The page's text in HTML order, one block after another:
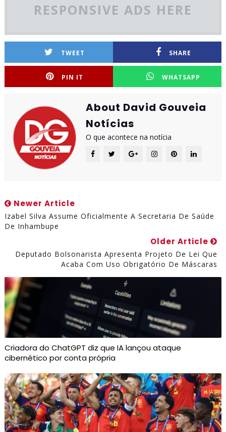
RESPONSIVE ADS HERE
TWEET SHARE
PIN IT WHATSAPP
About David Gouveia
Notícias
O que acontece na notícia
Newer Article
Izabel Silva Assume Oficialmente A Secretaria De Saúde
De Inhambupe
Older Article
Deputado Bolsonarista Apresenta Projeto De Lei Que
Acaba Com Uso Obrigatório De Máscaras
Criadora do ChatGPT diz que IA lançou ataque
cibernético por conta própria